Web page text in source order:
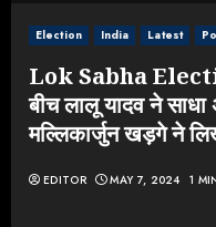
Election India Latest
Lok Sabha
बीच लालू यादव ने साधा
मल्लिकार्जुन खड़गे ने
EDITOR MAY 7, 2024 1